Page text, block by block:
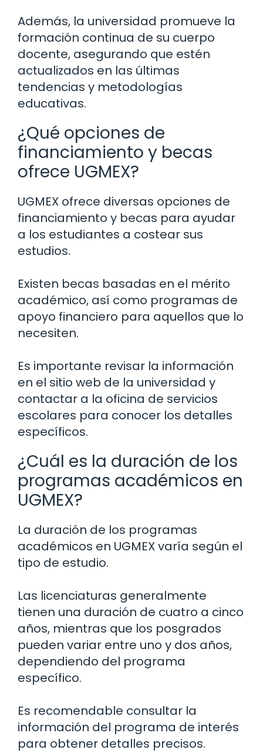
Además, la universidad promueve la
formación continua de su cuerpo
docente, asegurando que estén
actualizados en las últimas
tendencias y metodologías
educativas.
¿Qué opciones de
financiamiento y becas
ofrece UGMEX?
UGMEX ofrece diversas opciones de
financiamiento y becas para ayudar
a los estudiantes a costear sus
estudios.
Existen becas basadas en el mérito
académico, así como programas de
apoyo financiero para aquellos que lo
necesiten.
Es importante revisar la información
en el sitio web de la universidad y
contactar a la oficina de servicios
escolares para conocer los detalles
específicos.
¿Cuál es la duración de los
programas académicos en
UGMEX?
La duración de los programas
académicos en UGMEX varía según el
tipo de estudio.
Las licenciaturas generalmente
tienen una duración de cuatro a cinco
años, mientras que los posgrados
pueden variar entre uno y dos años,
dependiendo del programa
específico.
Es recomendable consultar la
información del programa de interés
para obtener detalles precisos.